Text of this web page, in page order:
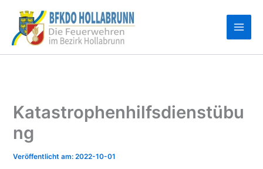
Inhalt
springen
Katastrophenhilfsdienstübu
ng
2022-10-01